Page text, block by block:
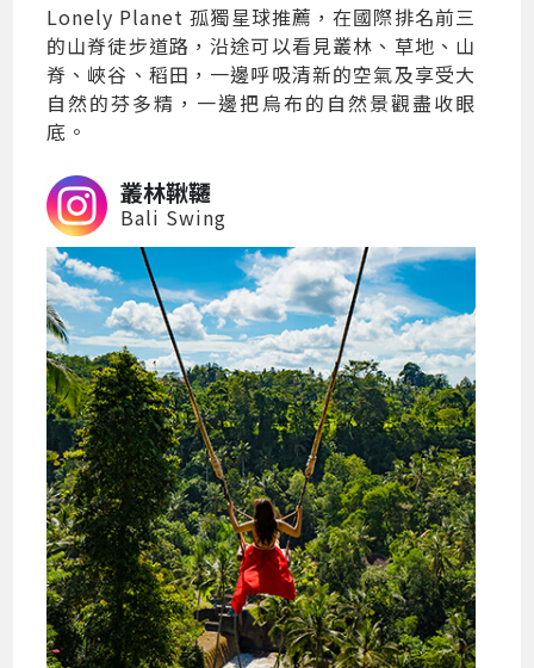
Lonely Planet 孤獨星球推薦，在國際排名前三
的山脊徒步道路，沿途可以看見叢林、草地、山
脊、峽谷、稻田，一邊呼吸清新的空氣及享受大
自然的芬多精，一邊把烏布的自然景觀盡收眼
底。
叢林鞦韆
Bali Swing